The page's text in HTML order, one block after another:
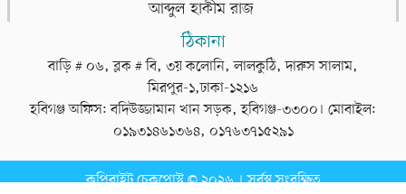
আব্দুল হাকীম রাজ
ঠিকানা
বাড়ি # ০৬, ব্লক # বি, ৩য় কলোনি, লালকুঠি, দারুস সালাম,
মিরপুর-১,ঢাকা-১২১৬
হবিগঞ্জ অফিস: বদিউজ্জামান খান সড়ক, হবিগঞ্জ-৩৩০০। মোবাইল:
০১৯৩১৪৬১৩৬৪, ০১৭৬৩৭১৫২৯১
কপিরাইট চেকপোস্ট © ২০২৬ । সর্বস্ব সংরক্ষিত